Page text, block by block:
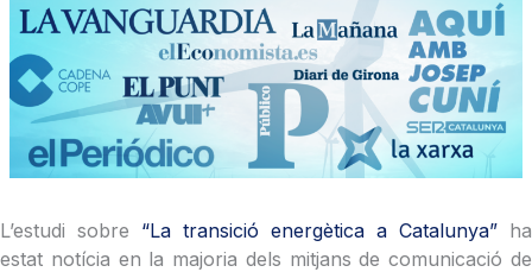
L’estudi sobre “La transició energètica a Catalunya” ha
estat notícia en la majoria dels mitjans de comunicació de